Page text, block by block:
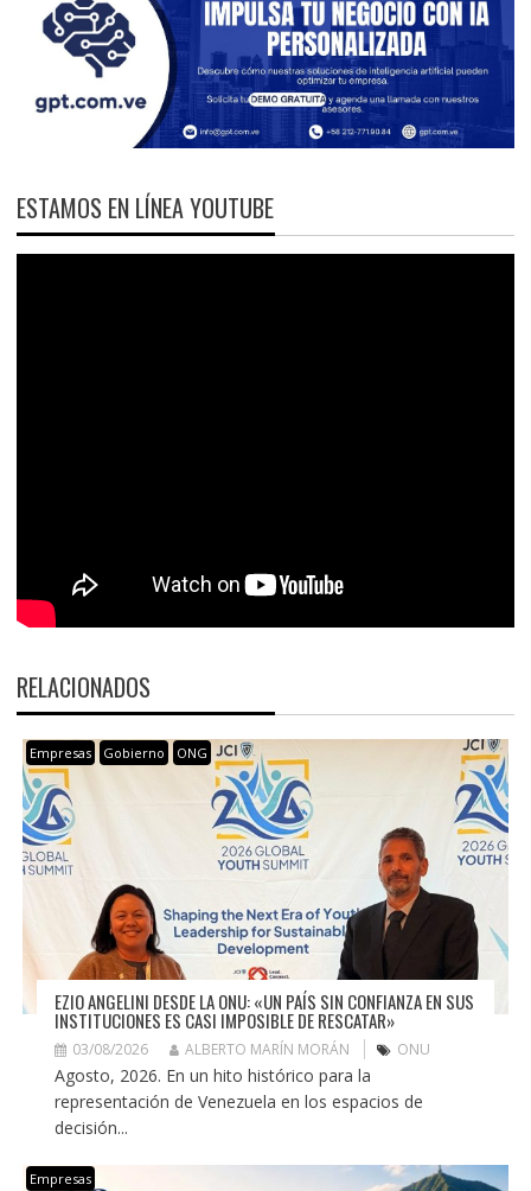
ESTAMOS EN LÍNEA YOUTUBE
RELACIONADOS
Empresas Gobierno ONG
EZIO ANGELINI DESDE LA ONU: «UN PAÍS SIN CONFIANZA EN SUS
INSTITUCIONES ES CASI IMPOSIBLE DE RESCATAR»
03/08/2026 ALBERTO MARÍN MORÁN ONU
Agosto, 2026. En un hito histórico para la
representación de Venezuela en los espacios de
decisión...
Empresas